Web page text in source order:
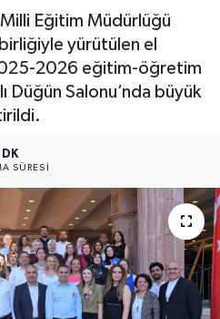
Eğitim Müdürlüğü
yürütülen el
2026 eğitim-öğretim
Düğün Salonu’nda büyük
1 DK
SÜRESI